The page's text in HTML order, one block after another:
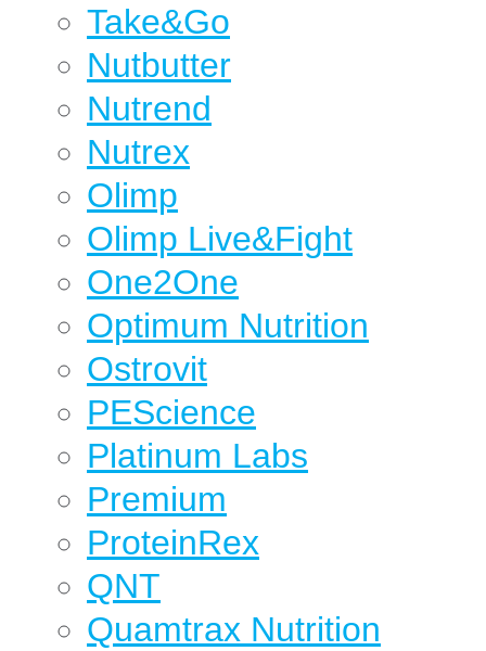
Take&Go
Nutbutter
Nutrend
Nutrex
Olimp
Olimp Live&Fight
One2One
Optimum Nutrition
Ostrovit
PEScience
Platinum Labs
Premium
ProteinRex
QNT
Quamtrax Nutrition